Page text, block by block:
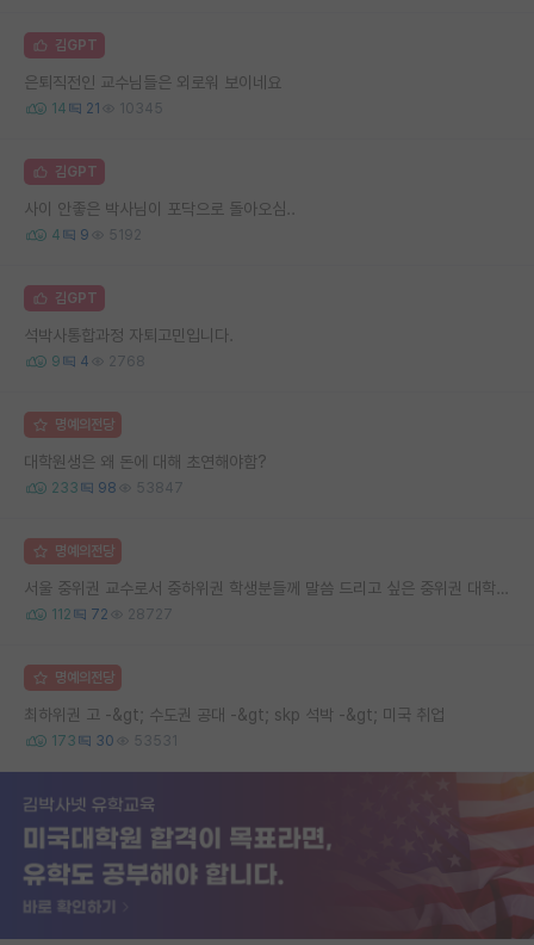
김GPT
은퇴직전인 교수님들은 외로워 보이네요
14 21 10345
김GPT
사이 안좋은 박사님이 포닥으로 돌아오심..
4 9 5192
김GPT
석박사통합과정 자퇴고민입니다.
9 4 2768
명예의전당
대학원생은 왜 돈에 대해 초연해야함?
233 98 53847
명예의전당
서울 중위권 교수로서 중하위권 학생분들께 말씀 드리고 싶은 중위권 대학 연구실의 강점
112 72 28727
명예의전당
최하위권 고 -&gt; 수도권 공대 -&gt; skp 석박 -&gt; 미국 취업
173 30 53531